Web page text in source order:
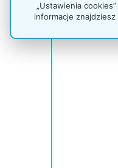
Metalowy
„Ustawienia
informacje znajdziesz